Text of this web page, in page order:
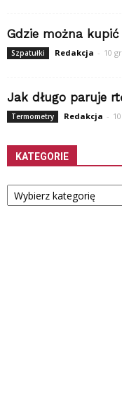
Gdzie można
Szpatułki Redakcja - 10
Jak długo paruje
Termometry Redakcja -
KATEGORIE
Kategorie